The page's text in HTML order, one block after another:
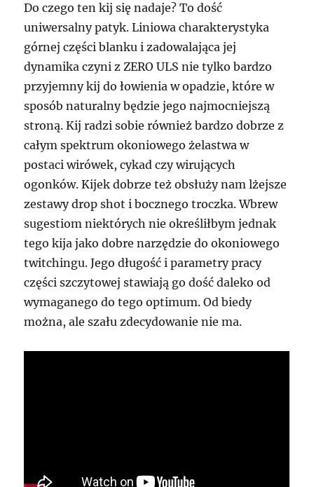
Do czego ten kij się nadaje? To dość
uniwersalny patyk. Liniowa charakterystyka
górnej części blanku i zadowalająca jej
dynamika czyni z ZERO ULS nie tylko bardzo
przyjemny kij do łowienia w opadzie, które w
sposób naturalny będzie jego najmocniejszą
stroną. Kij radzi sobie również bardzo dobrze z
całym spektrum okoniowego żelastwa w
postaci wirówek, cykad czy wirujących
ogonków. Kijek dobrze też obsłuży nam lżejsze
zestawy drop shot i bocznego troczka. Wbrew
sugestiom niektórych nie określiłbym jednak
tego kija jako dobre narzędzie do okoniowego
twitchingu. Jego długość i parametry pracy
części szczytowej stawiają go dość daleko od
wymaganego do tego optimum. Od biedy
można, ale szału zdecydowanie nie ma.